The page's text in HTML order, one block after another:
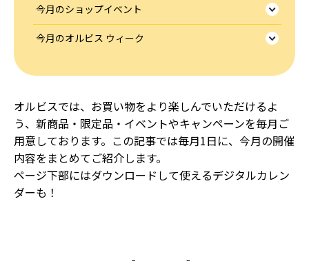
今月のショップイベント
今月のオルビス ウィーク
オルビスでは、お買い物をより楽しんでいただけるよ
う、新商品・限定品・イベントやキャンペーンを毎月ご
用意しております。この記事では毎月1日に、今月の開催
内容をまとめてご紹介します。
ページ下部にはダウンロードして使えるデジタルカレン
ダーも！